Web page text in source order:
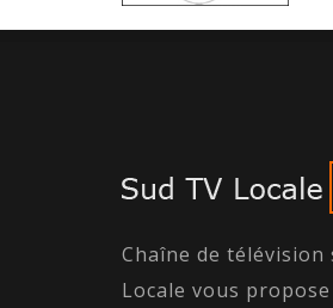
Chaîne de télévision
Locale vous